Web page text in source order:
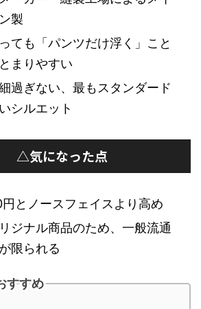
製
ても「パンツだけ浮く」こと
まりやすい
過ぎない、最もスタンダード
シルエット
△気になった点
とノースフェイスより高め
ジナル商品のため、一般流通
限られる
すすめ